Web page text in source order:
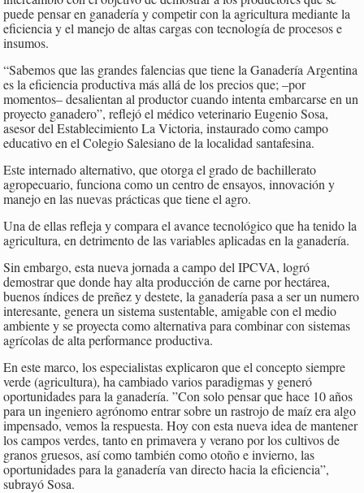
puede pensar en ganadería y competir con la agricultura mediante la
eficiencia y el manejo de altas cargas con tecnología de procesos e
insumos.
“Sabemos que las grandes falencias que tiene la Ganadería Argentina
es la eficiencia productiva más allá de los precios que; –por
momentos– desalientan al productor cuando intenta embarcarse en un
proyecto ganadero”, reflejó el médico veterinario Eugenio Sosa,
asesor del Establecimiento La Victoria, instaurado como campo
educativo en el Colegio Salesiano de la localidad santafesina.
Este internado alternativo, que otorga el grado de bachillerato
agropecuario, funciona como un centro de ensayos, innovación y
manejo en las nuevas prácticas que tiene el agro.
Una de ellas refleja y compara el avance tecnológico que ha tenido la
agricultura, en detrimento de las variables aplicadas en la ganadería.
Sin embargo, esta nueva jornada a campo del IPCVA, logró
demostrar que donde hay alta producción de carne por hectárea,
buenos índices de preñez y destete, la ganadería pasa a ser un numero
interesante, genera un sistema sustentable, amigable con el medio
ambiente y se proyecta como alternativa para combinar con sistemas
agrícolas de alta performance productiva.
En este marco, los especialistas explicaron que el concepto siempre
verde (agricultura), ha cambiado varios paradigmas y generó
oportunidades para la ganadería. ”Con solo pensar que hace 10 años
para un ingeniero agrónomo entrar sobre un rastrojo de maíz era algo
impensado, vemos la respuesta. Hoy con esta nueva idea de mantener
los campos verdes, tanto en primavera y verano por los cultivos de
granos gruesos, así como también como otoño e invierno, las
oportunidades para la ganadería van directo hacia la eficiencia”,
subrayó Sosa.